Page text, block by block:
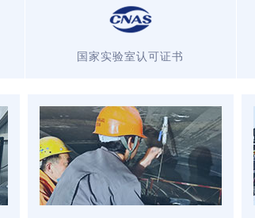
国家实验室认可证书